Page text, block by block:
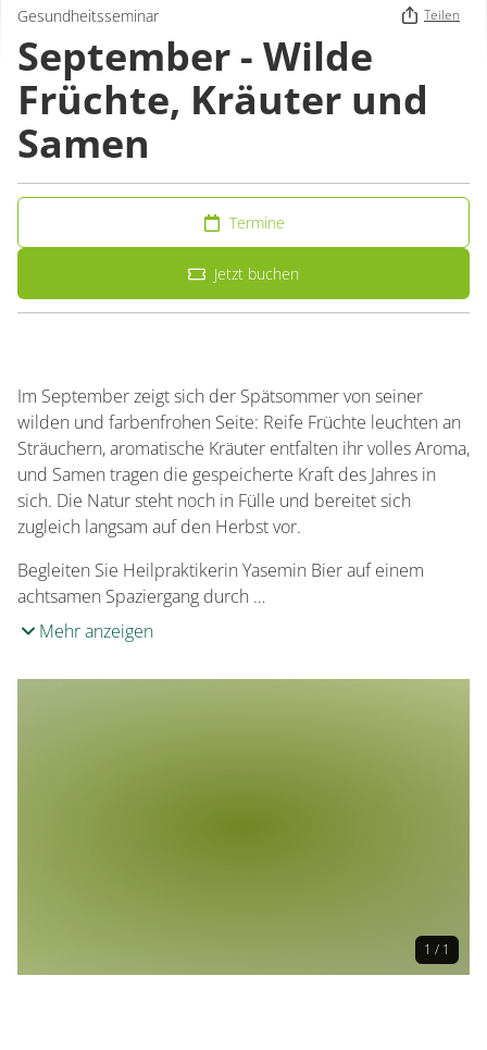
Gesundheitsseminar Teilen
September - Wilde
Früchte, Kräuter und
Samen
Termine
Jetzt buchen
Im September zeigt sich der Spätsommer von seiner
wilden und farbenfrohen Seite: Reife Früchte leuchten an
Sträuchern, aromatische Kräuter entfalten ihr volles Aroma,
und Samen tragen die gespeicherte Kraft des Jahres in
sich. Die Natur steht noch in Fülle und bereitet sich
zugleich langsam auf den Herbst vor.
Begleiten Sie Heilpraktikerin Yasemin Bier auf einem
achtsamen Spaziergang durch …
Mehr anzeigen
1 / 1